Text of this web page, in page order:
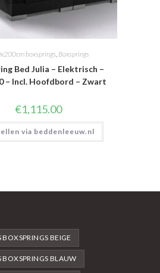
boxsprings, Boxsprings
Bed Julia – Elektrisch –
– Incl. Hoofdbord – Zwart
€1,115.00
via beddenleeuw.nl
BOXSPRINGS BEIGE
BOXSPRINGS BLAUW